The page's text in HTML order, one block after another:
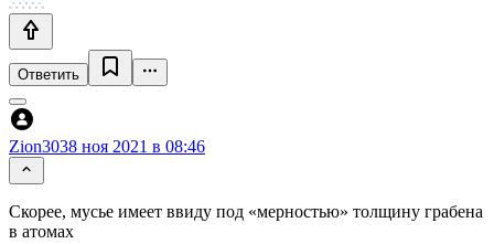
Ответить
Zion3038 ноя 2021 в 08:46
Скорее, мусье имеет ввиду под «мерностью» толщину грабена
в атомах